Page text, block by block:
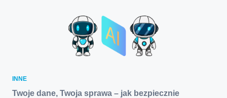
INNE
Twoje dane, Twoja sprawa – jak bezpiecznie